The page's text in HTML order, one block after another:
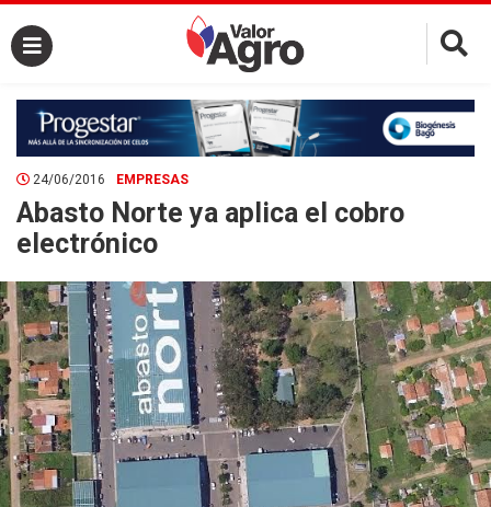
×
24/06/2016 EMPRESAS
Abasto Norte ya aplica el cobro
electrónico